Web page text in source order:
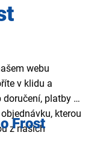
webu
v klidu a
doručení, platby a
kterou
z našich
Frost